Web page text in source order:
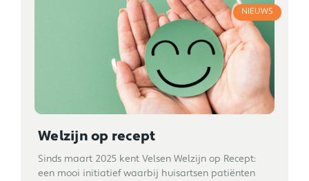
NIEUWS
Welzijn op recept
Sinds maart 2025 kent Velsen Welzijn op Recept:
een mooi initiatief waarbij huisartsen patiënten